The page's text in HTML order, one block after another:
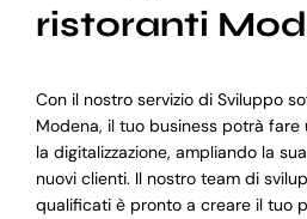
ristoranti
Con il nostro servizio di Sviluppo
Modena, il tuo business potrà
la digitalizzazione, ampliando la
nuovi clienti. Il nostro team di
qualificati è pronto a creare il tuo